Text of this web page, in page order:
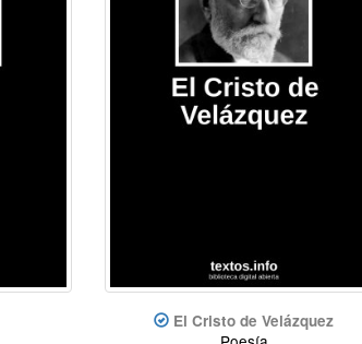
El Cristo de Velázquez